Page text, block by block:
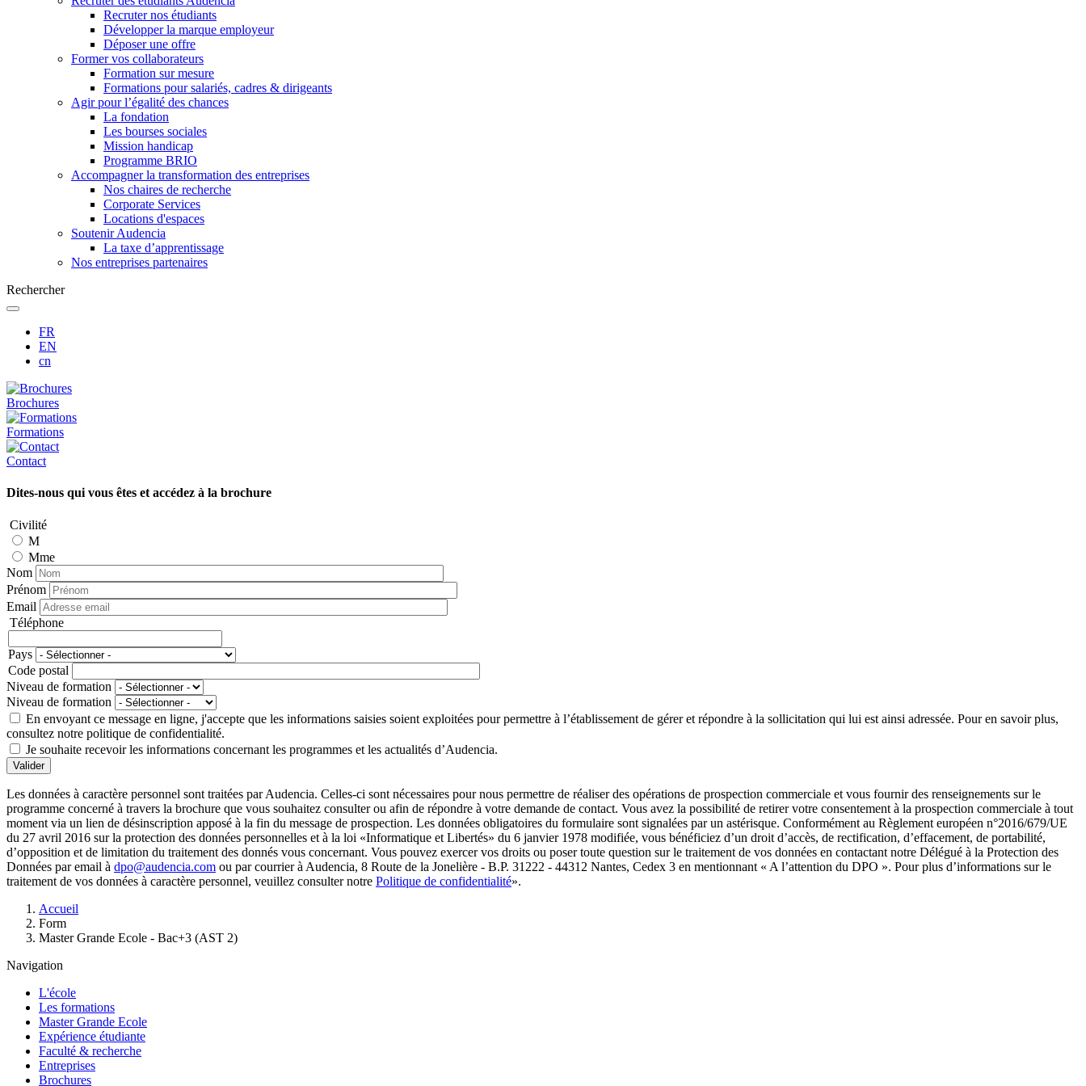
Recruter nos étudiants
Développer la marque employeur
Déposer une offre
Former vos collaborateurs
Formation sur mesure
Formations pour salariés, cadres & dirigeants
Agir pour l’égalité des chances
La fondation
Les bourses sociales
Mission handicap
Programme BRIO
Accompagner la transformation des entreprises
Nos chaires de recherche
Corporate Services
Locations d'espaces
Soutenir Audencia
La taxe d’apprentissage
Nos entreprises partenaires
Rechercher
FR
EN
cn
Brochures
Formations
Contact
Dites-nous qui vous êtes et accédez à la brochure
Civilité
M
Mme
Nom
Prénom
Email
Téléphone
Adresse
Pays
Code postal
Niveau de formation
Niveau de formation
En envoyant ce message en ligne, j'accepte que les informations saisies soient exploitées pour permettre à l’établissement de gérer et répondre à la sollicitation qui lui est ainsi adressée. Pour en savoir plus,
consultez notre politique de confidentialité.
Je souhaite recevoir les informations concernant les programmes et les actualités d’Audencia.
Valider
Les données à caractère personnel sont traitées par Audencia. Celles-ci sont nécessaires pour nous permettre de réaliser des opérations de prospection commerciale et vous fournir des renseignements sur le
programme concerné à travers la brochure que vous souhaitez consulter ou afin de répondre à votre demande de contact. Vous avez la possibilité de retirer votre consentement à la prospection commerciale à tout
moment via un lien de désinscription apposé à la fin du message de prospection. Les données obligatoires du formulaire sont signalées par un astérisque. Conformément au Règlement européen n°2016/679/UE
du 27 avril 2016 sur la protection des données personnelles et à la loi «Informatique et Libertés» du 6 janvier 1978 modifiée, vous bénéficiez d’un droit d’accès, de rectification, d’effacement, de portabilité,
d’opposition et de limitation du traitement des donnés vous concernant. Vous pouvez exercer vos droits ou poser toute question sur le traitement de vos données en contactant notre Délégué à la Protection des
Données par email à dpo@audencia.com ou par courrier à Audencia, 8 Route de la Jonelière - B.P. 31222 - 44312 Nantes, Cedex 3 en mentionnant « A l’attention du DPO ». Pour plus d’informations sur le
traitement de vos données à caractère personnel, veuillez consulter notre Politique de confidentialité».
d'Ariane
Accueil
Form
Master Grande Ecole - Bac+3 (AST 2)
Navigation
L'école
Les formations
Master Grande Ecole
Expérience étudiante
Faculté & recherche
Entreprises
Brochures